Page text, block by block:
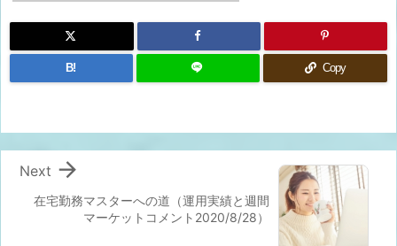
B! Copy
在宅勤務マスターへの道（運用実績と週間
マーケットコメント2020/8/28）

Next